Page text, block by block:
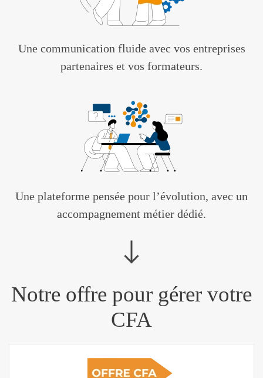
Une communication fluide avec vos entreprises
partenaires et vos formateurs.
Une plateforme pensée pour l’évolution, avec un
accompagnement métier dédié.
Notre offre pour gérer votre
CFA